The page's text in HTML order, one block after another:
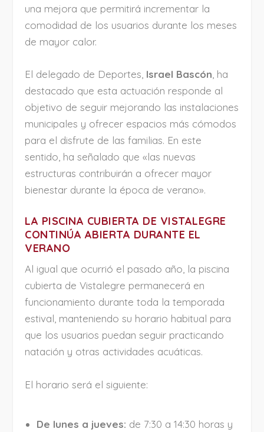
una mejora que permitirá incrementar la
comodidad de los usuarios durante los meses
de mayor calor.
El delegado de Deportes, Israel Bascón , ha
destacado que esta actuación responde al
objetivo de seguir mejorando las instalaciones
municipales y ofrecer espacios más cómodos
para el disfrute de las familias. En este
sentido, ha señalado que «las nuevas
estructuras contribuirán a ofrecer mayor
bienestar durante la época de verano».
LA PISCINA CUBIERTA DE VISTALEGRE
CONTINÚA ABIERTA DURANTE EL
VERANO
Al igual que ocurrió el pasado año, la piscina
cubierta de Vistalegre permanecerá en
funcionamiento durante toda la temporada
estival, manteniendo su horario habitual para
que los usuarios puedan seguir practicando
natación y otras actividades acuáticas.
El horario será el siguiente:
De lunes a jueves: de 7:30 a 14:30 horas y